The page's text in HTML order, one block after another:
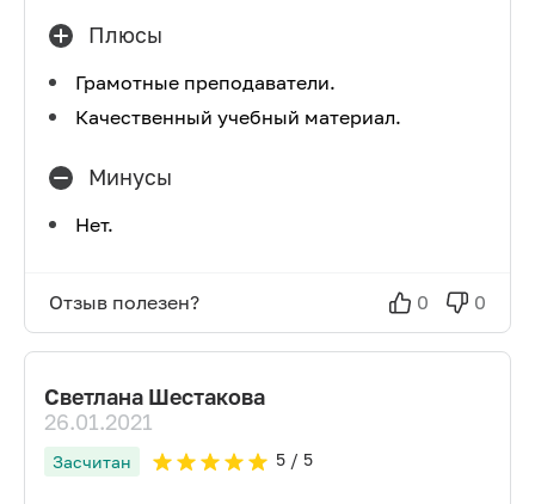
Плюсы
Грамотные преподаватели.
Качественный учебный материал.
Минусы
Нет.
Отзыв полезен? 0 0
Светлана Шестакова
26.01.2021
Засчитан 5/ 5